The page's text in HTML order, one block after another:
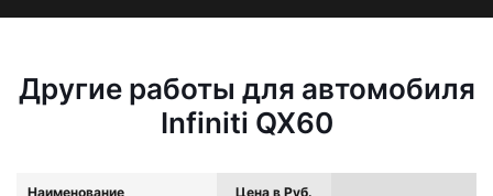
Другие работы для автомобиля
Infiniti QX60
Наименование Цена в Руб.